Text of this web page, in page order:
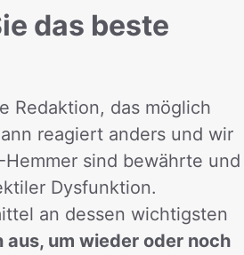
das beste
Redaktion, das möglich
reagiert anders und wir
sind bewährte und
Dysfunktion.
an dessen wichtigsten
um wieder oder noch